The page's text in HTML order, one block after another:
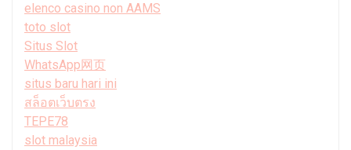
elenco casino non AAMS
toto slot
Situs Slot
WhatsApp网页
situs baru hari ini
สล็อตเว็บตรง
TEPE78
slot malaysia